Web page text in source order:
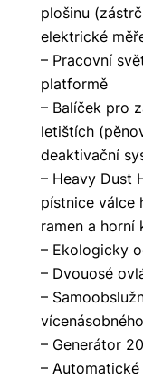
plošinu
elektrické
– Pracovní
platformě
– Balíček pro
letištích
deaktivační
– Heavy Dust
pístnice válce
ramen a horní
– Ekologicky
– Dvouosé
–
– Generátor
–